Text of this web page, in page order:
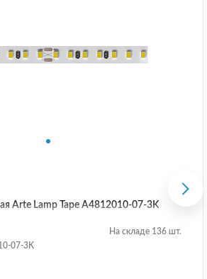
Arte Lamp Tape A4812010-07-3K
На складе 136 шт.
07-3K